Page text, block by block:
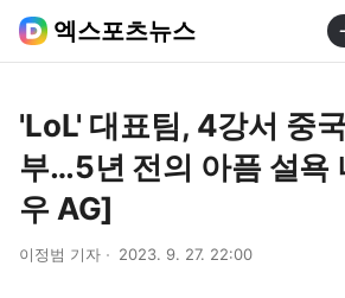
엑스포츠뉴스
'LoL' 대표팀, 4강서 중
부…5년 전의 아픔 설욕
우 AG]
이정범 기자 2023. 9. 27. 22:00